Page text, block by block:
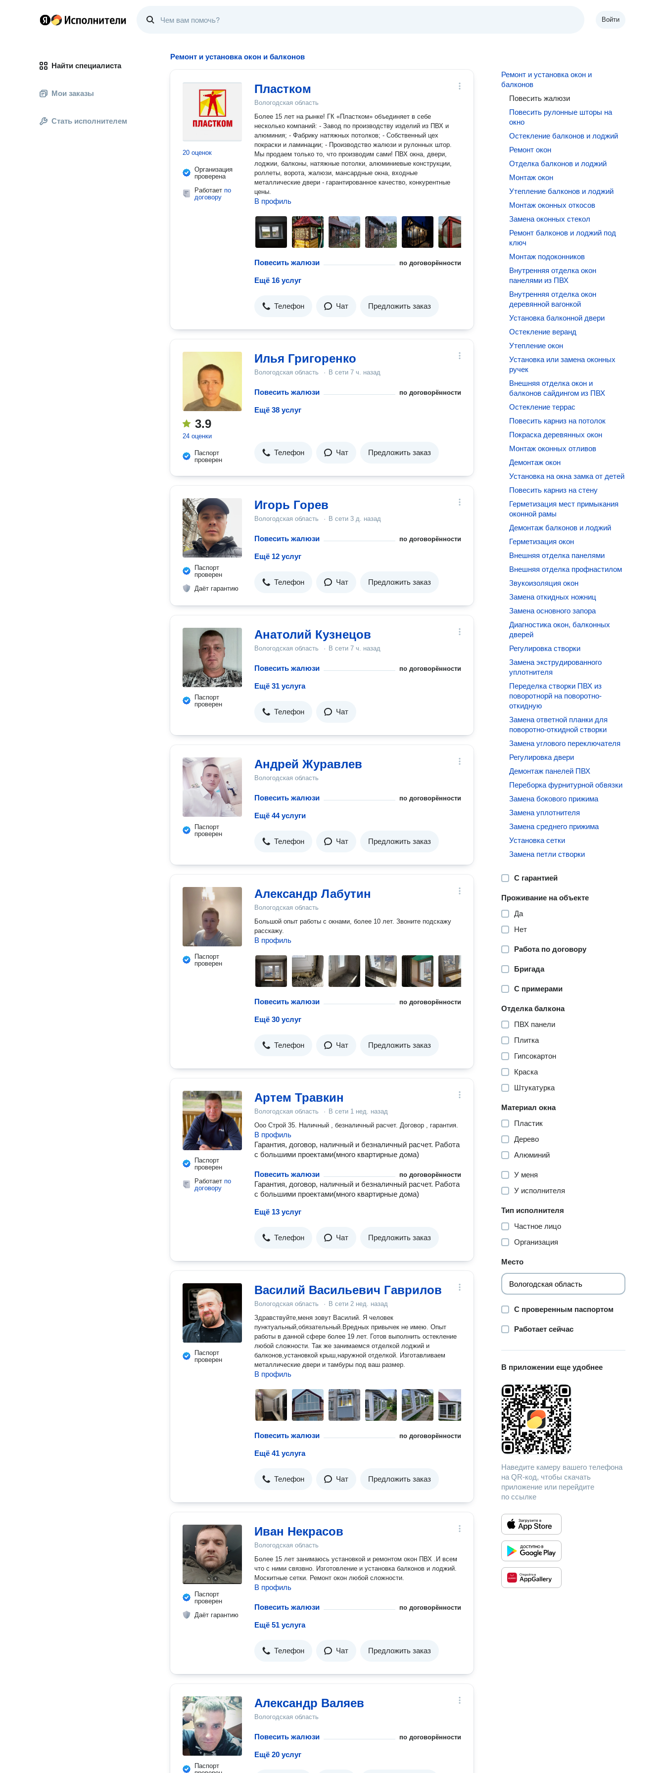
Войти
Найти специалиста
Мои заказы
Стать исполнителем
Ремонт и установка окон и балконов
20 оценок
Организация
проверена
Работает по
договору
Пластком
Вологодская область
Более 15 лет на рынке! ГК «Пластком» объединяет в себе
несколько компаний: - Завод по производству изделий из ПВХ и
алюминия; - Фабрику натяжных потолков; - Собственный цех
покраски и ламинации; - Производство жалюзи и рулонных штор.
Мы продаем только то, что производим сами! ПВХ окна, двери,
лоджии, балконы, натяжные потолки, алюминиевые конструкции,
роллеты, ворота, жалюзи, мансардные окна, входные
металлические двери - гарантированное качество, конкурентные
цены.
В профиль
Повесить жалюзи по договорённости
Ещё 16 услуг
Телефон Чат Предложить заказ
3.9
24 оценки
Паспорт
проверен
Илья Григоренко
Вологодская область · В сети 7 ч. назад
Повесить жалюзи по договорённости
Ещё 38 услуг
Телефон Чат Предложить заказ
Паспорт
проверен
Даёт гарантию
Игорь Горев
Вологодская область · В сети 3 д. назад
Повесить жалюзи по договорённости
Ещё 12 услуг
Телефон Чат Предложить заказ
Паспорт
проверен
Анатолий Кузнецов
Вологодская область · В сети 7 ч. назад
Повесить жалюзи по договорённости
Ещё 31 услуга
Телефон Чат
Паспорт
проверен
Андрей Журавлев
Вологодская область
Повесить жалюзи по договорённости
Ещё 44 услуги
Телефон Чат Предложить заказ
Паспорт
проверен
Александр Лабутин
Вологодская область
Большой опыт работы с окнами, более 10 лет. Звоните подскажу
расскажу.
В профиль
Повесить жалюзи по договорённости
Ещё 30 услуг
Телефон Чат Предложить заказ
Паспорт
проверен
Работает по
договору
Артем Травкин
Вологодская область · В сети 1 нед. назад
Ооо Строй 35. Наличный , безналичный расчет. Договор , гарантия.
В профиль
Гарантия, договор, наличный и безналичный расчет. Работа
с большими проектами(много квартирные дома)
Повесить жалюзи по договорённости
Гарантия, договор, наличный и безналичный расчет. Работа
с большими проектами(много квартирные дома)
Ещё 13 услуг
Телефон Чат Предложить заказ
Паспорт
проверен
Василий Васильевич Гаврилов
Вологодская область · В сети 2 нед. назад
Здравствуйте,меня зовут Василий. Я человек
пунктуальный,обязательный.Вредных привычек не имею. Опыт
работы в данной сфере более 19 лет. Готов выполнить остекление
любой сложности. Так же занимаемся отделкой лоджий и
балконов,установкой крыш,наружной отделкой. Изготавливаем
металлические двери и тамбуры под ваш размер.
В профиль
Повесить жалюзи по договорённости
Ещё 41 услуга
Телефон Чат Предложить заказ
Паспорт
проверен
Даёт гарантию
Иван Некрасов
Вологодская область
Более 15 лет занимаюсь установкой и ремонтом окон ПВХ .И всем
что с ними связвно. Изготовление и установка балконов и лоджий.
Москитные сетки. Ремонт окон любой сложности.
В профиль
Повесить жалюзи по договорённости
Ещё 51 услуга
Телефон Чат Предложить заказ
Паспорт
Александр Валяев
Вологодская область
Повесить жалюзи по договорённости
Ещё 20 услуг
Ремонт и установка окон и
балконов
Повесить жалюзи
Повесить рулонные шторы на
окно
Остекление балконов и лоджий
Ремонт окон
Отделка балконов и лоджий
Монтаж окон
Утепление балконов и лоджий
Монтаж оконных откосов
Замена оконных стекол
Ремонт балконов и лоджий под
ключ
Монтаж подоконников
Внутренняя отделка окон
панелями из ПВХ
Внутренняя отделка окон
деревянной вагонкой
Установка балконной двери
Остекление веранд
Утепление окон
Установка или замена оконных
ручек
Внешняя отделка окон и
балконов сайдингом из ПВХ
Остекление террас
Повесить карниз на потолок
Покраска деревянных окон
Монтаж оконных отливов
Демонтаж окон
Установка на окна замка от детей
Повесить карниз на стену
Герметизация мест примыкания
оконной рамы
Демонтаж балконов и лоджий
Герметизация окон
Внешняя отделка панелями
Внешняя отделка профнастилом
Звукоизоляция окон
Замена откидных ножниц
Замена основного запора
Диагностика окон, балконных
дверей
Регулировка створки
Замена экструдированного
уплотнителя
Переделка створки ПВХ из
поворотнорй на поворотно-
откидную
Замена ответной планки для
поворотно-откидной створки
Замена углового переключателя
Регулировка двери
Демонтаж панелей ПВХ
Переборка фурнитурной обвязки
Замена бокового прижима
Замена уплотнителя
Замена среднего прижима
Установка сетки
Замена петли створки
С гарантией
Проживание на объекте
Да
Нет
Работа по договору
Бригада
С примерами
Отделка балкона
ПВХ панели
Плитка
Гипсокартон
Краска
Штукатурка
Материал окна
Пластик
Дерево
Алюминий
У меня
У исполнителя
Тип исполнителя
Частное лицо
Организация
Место
С проверенным паспортом
Работает сейчас
В приложении еще удобнее
Наведите камеру вашего телефона
на QR-код, чтобы скачать
приложение или перейдите
по ссылке